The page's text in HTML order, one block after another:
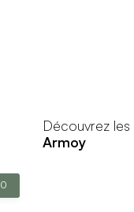
Découvrez les
Armoy
0